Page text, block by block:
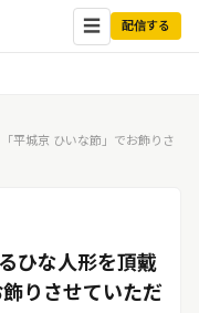
☰ 配信する
平城京 ひいな節」でお飾りさ
ひな人形を頂戴
りさせていただ